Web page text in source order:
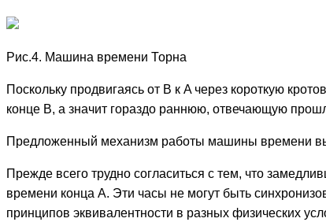
Рис.4. Машина времени Торна
Поскольку продвигаясь от B к A через короткую
конце B, а значит гораздо раннюю, отвечающую
Предложенный механизм работы машины времени
Прежде всего трудно согласиться с тем, что
времени конца A. Эти часы не могут быть
принципов эквивалентности в разных физических